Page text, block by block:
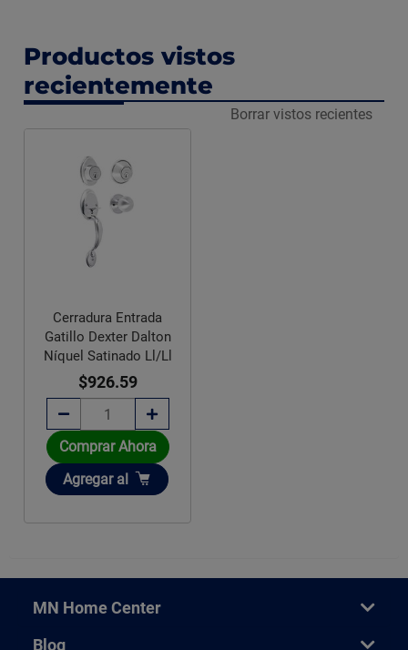
Productos vistos
recientemente
Borrar vistos recientes
Cerradura Entrada
Gatillo Dexter Dalton
Níquel Satinado Ll/Ll
$926.59
Comprar Ahora
Añadir
Agregar al
MN Home Center
Blog